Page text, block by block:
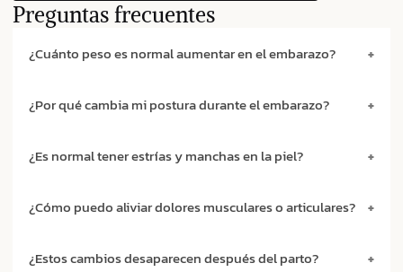
Preguntas frecuentes
¿Cuánto peso es normal aumentar en el embarazo?
¿Por qué cambia mi postura durante el embarazo?
¿Es normal tener estrías y manchas en la piel?
¿Cómo puedo aliviar dolores musculares o articulares?
¿Estos cambios desaparecen después del parto?